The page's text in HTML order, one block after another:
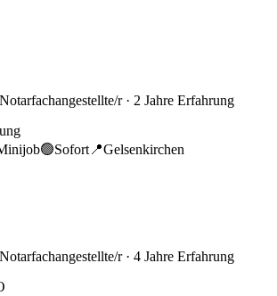
r· 2 Jahre Erfahrung
🟢Sofort 📍Gelsenkirchen
r· 4 Jahre Erfahrung